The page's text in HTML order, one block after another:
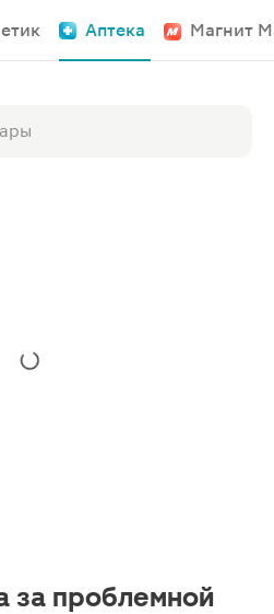
Аптека Магнит
за проблемной